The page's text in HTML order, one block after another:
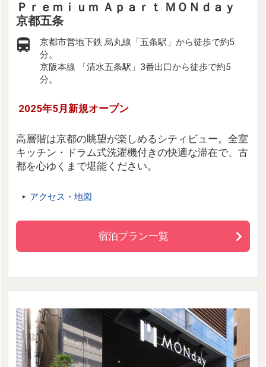
Ｐｒｅｍｉｕｍ Ａｐａｒｔ ＭＯＮｄａｙ
京都五条
京都市営地下鉄 烏丸線「五条駅」から徒歩で約5
分。
京阪本線 「清水五条駅」3番出口から徒歩で約5
分。
2025年5月新規オープン
高層階は京都の眺望が楽しめるシティビュー。全室
キッチン・ドラム式洗濯機付きの快適な滞在で、古
都を心ゆくまで堪能ください。
アクセス・地図
宿泊プラン一覧